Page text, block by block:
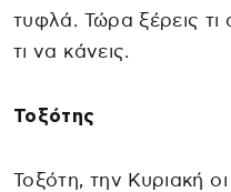
τυφλά. Τώρα ξέρεις τι
τι να κάνεις.
Τοξότης
Τοξότη, την Κυριακή